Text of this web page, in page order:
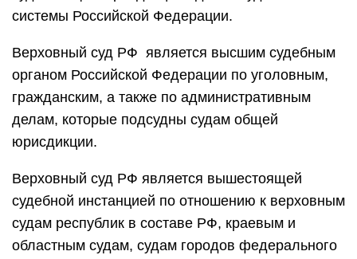
системы Российской Федерации.
Верховный суд РФ является высшим судебным
органом Российской Федерации по уголовным,
гражданским, а также по административным
делам, которые подсудны судам общей
юрисдикции.
Верховный суд РФ является вышестоящей
судебной инстанцией по отношению к верховным
судам республик в составе РФ, краевым и
областным судам, судам городов федерального